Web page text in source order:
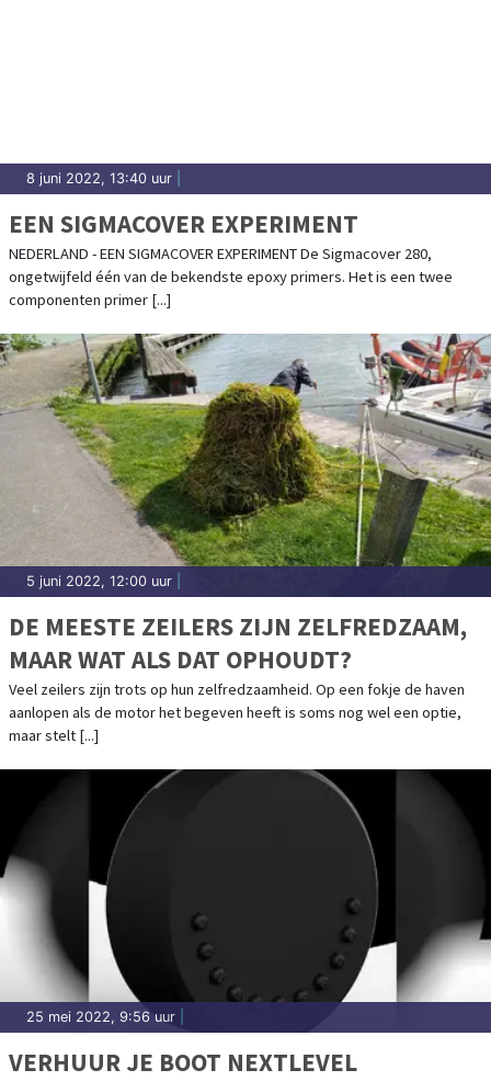
8 juni 2022, 13:40 uur
EEN SIGMACOVER EXPERIMENT
NEDERLAND - EEN SIGMACOVER EXPERIMENT De Sigmacover 280,
ongetwijfeld één van de bekendste epoxy primers. Het is een twee
componenten primer [...]
5 juni 2022, 12:00 uur
DE MEESTE ZEILERS ZIJN ZELFREDZAAM,
MAAR WAT ALS DAT OPHOUDT?
Veel zeilers zijn trots op hun zelfredzaamheid. Op een fokje de haven
aanlopen als de motor het begeven heeft is soms nog wel een optie,
maar stelt [...]
25 mei 2022, 9:56 uur
VERHUUR JE BOOT NEXTLEVEL